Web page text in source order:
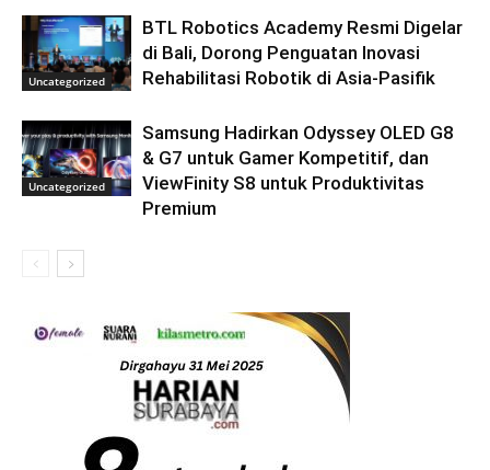
Uncategorized
BTL Robotics Academy Resmi Digelar
di Bali, Dorong Penguatan Inovasi
Rehabilitasi Robotik di Asia-Pasifik
Uncategorized
Samsung Hadirkan Odyssey OLED G8
& G7 untuk Gamer Kompetitif, dan
ViewFinity S8 untuk Produktivitas
Premium